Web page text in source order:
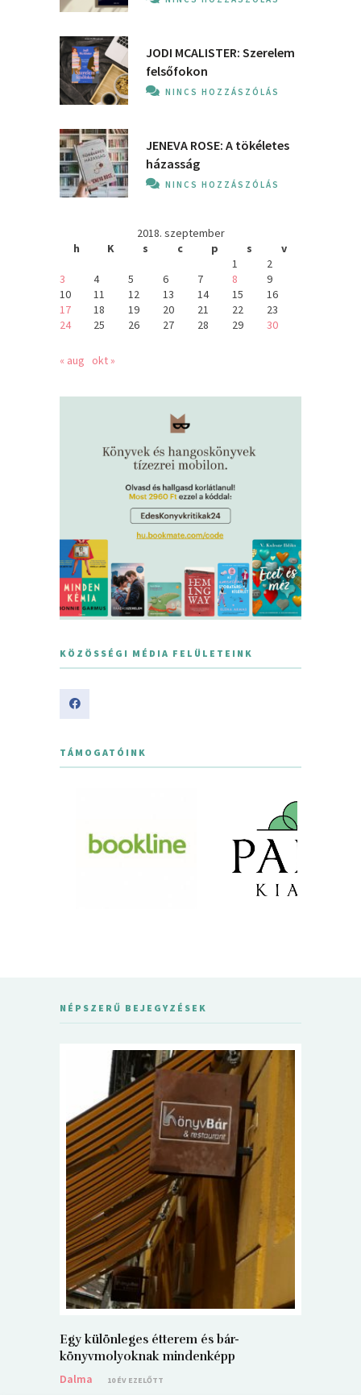
JODI MCALISTER: Szerelem
felsőfokon
NINCS HOZZÁSZÓLÁS
JENEVA ROSE: A ​tökéletes
házasság
NINCS HOZZÁSZÓLÁS
2018. szeptember
h
K s c p s
v
1
2
3
4 5 6 7 8
9
10
11 12 13 14 15
16
17
18 19 20 21 22
23
24
25 26 27 28 29 30
« aug okt »
KÖZÖSSÉGI MÉDIA FELÜLETEINK
TÁMOGATÓINK
NÉPSZERŰ BEJEGYZÉSEK
Egy különleges étterem és bár-
könyvmolyoknak mindenképp
Dalma
10 ÉV EZELŐTT